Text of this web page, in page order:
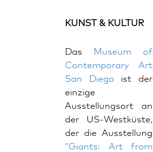
KUNST & KULTUR
Das
Museum of
Contemporary Art
San Diego
ist der
einzige
Ausstellungsort an
der US-Westküste,
der die Ausstellung
“Giants: Art from